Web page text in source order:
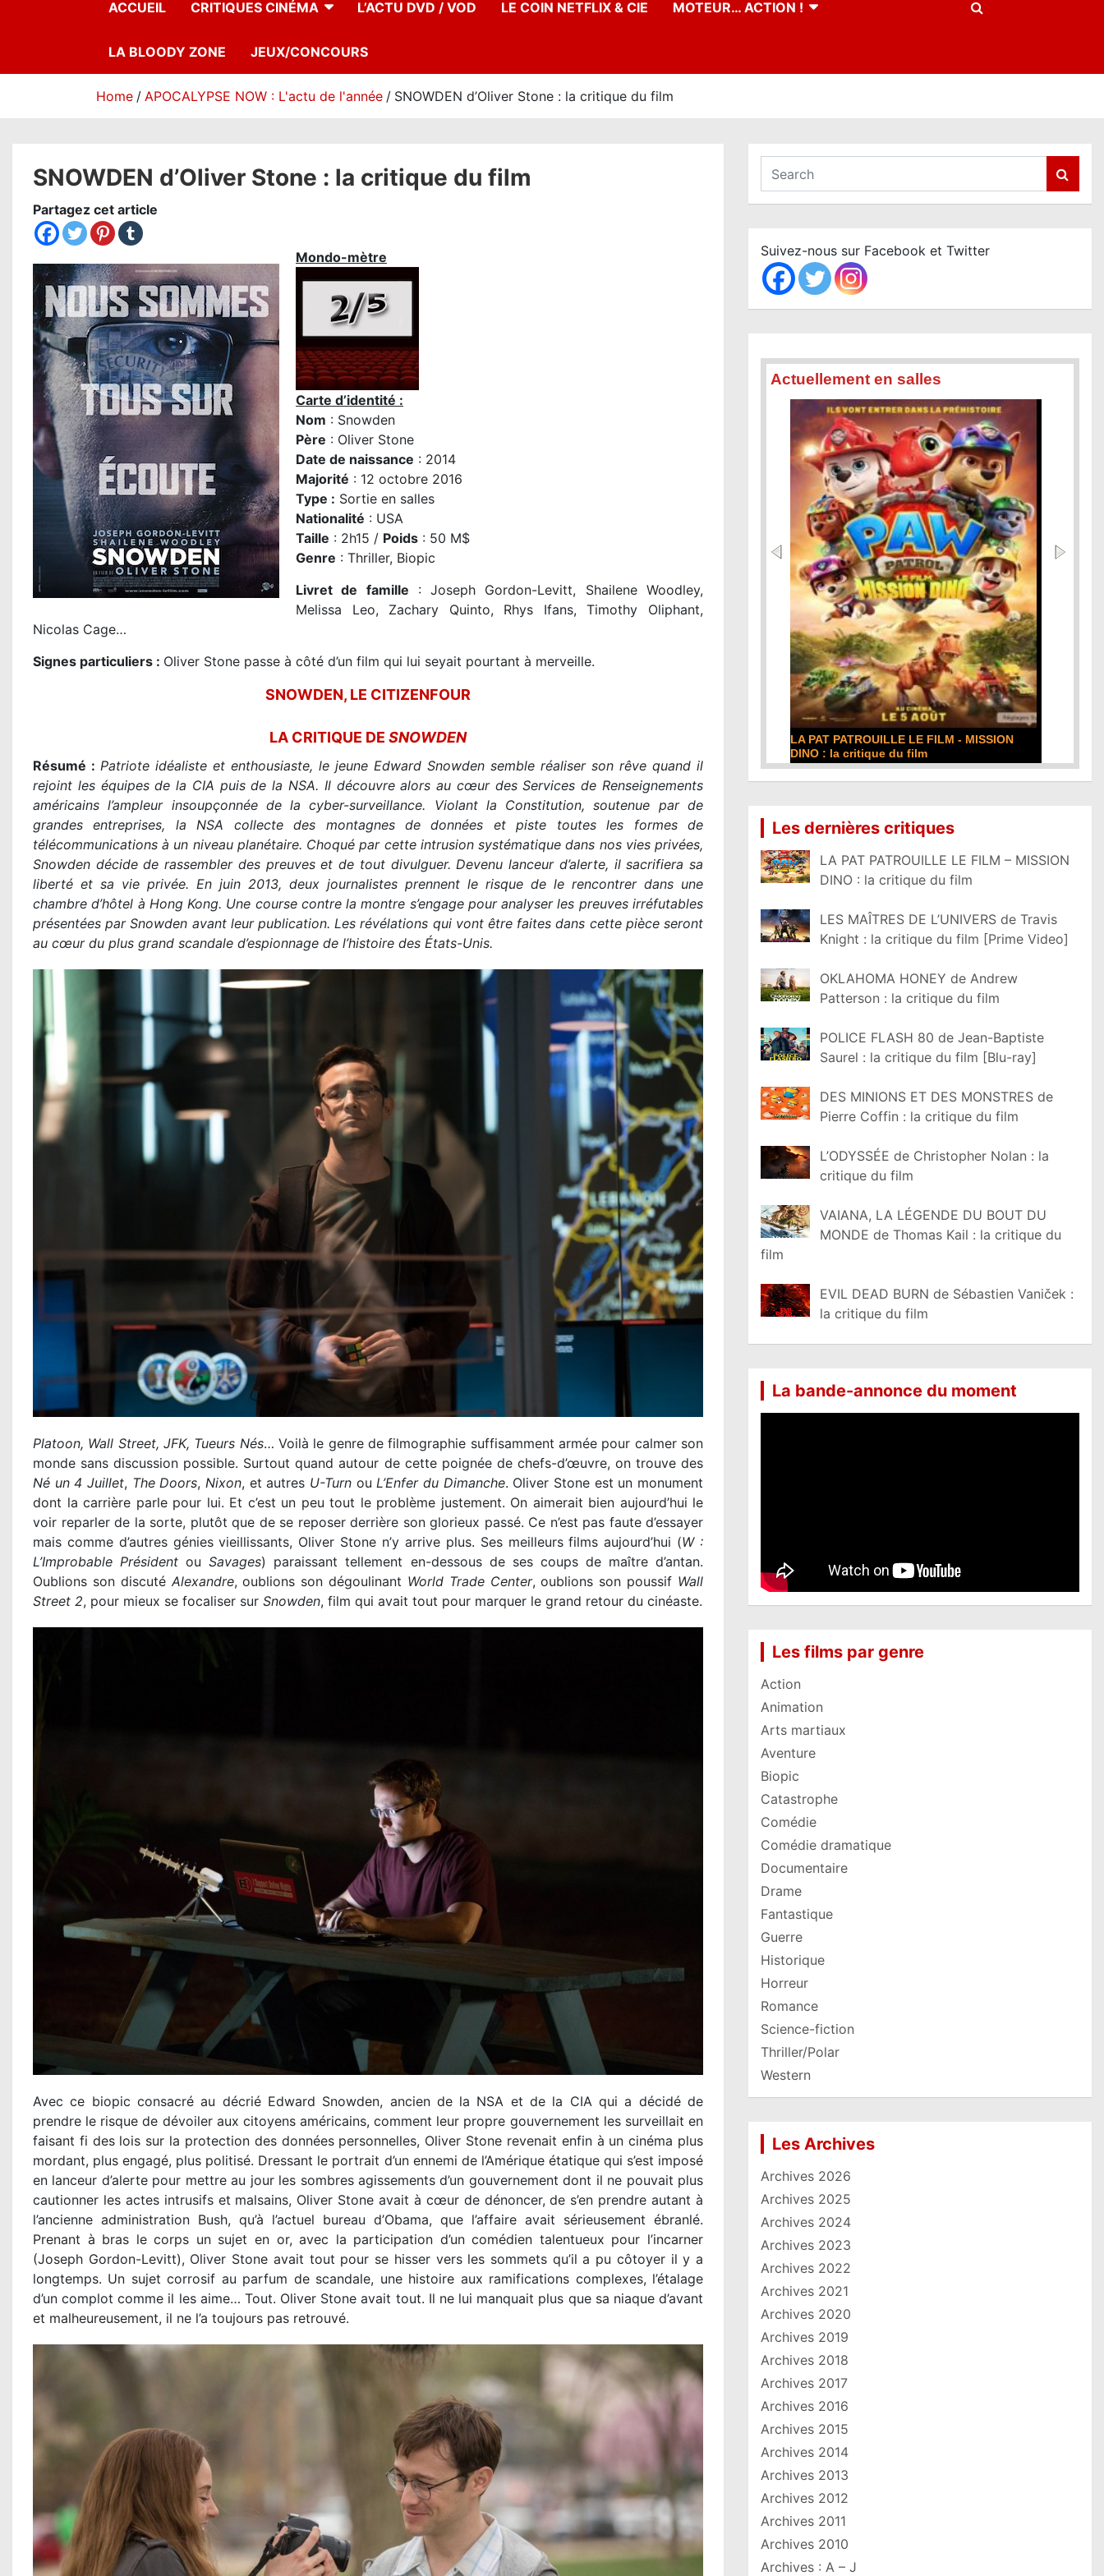
ACCUEIL CRITIQUES CINÉMA L’ACTU DVD / VOD LE COIN NETFLIX & CIE MOTEUR… ACTION !
LA BLOODY ZONE JEUX/CONCOURS
Home APOCALYPSE NOW : L'actu de l'année SNOWDEN d’Oliver Stone : la critique du film
SNOWDEN d’Oliver Stone : la critique du film
Partagez cet article
Mondo-mètre
Carte d’identité :
Nom : Snowden
Père : Oliver Stone
Date de naissance : 2014
Majorité : 12 octobre 2016
Type : Sortie en salles
Nationalité : USA
Taille : 2h15 / Poids : 50 M$
Genre : Thriller, Biopic
Livret de famille : Joseph Gordon-Levitt, Shailene Woodley,
Melissa Leo, Zachary Quinto, Rhys Ifans, Timothy Oliphant,
Nicolas Cage…
Signes particuliers : Oliver Stone passe à côté d’un film qui lui seyait pourtant à merveille.
SNOWDEN, LE CITIZENFOUR
LA CRITIQUE DE SNOWDEN
Résumé : Patriote idéaliste et enthousiaste, le jeune Edward Snowden semble réaliser son rêve quand il
rejoint les équipes de la CIA puis de la NSA. Il découvre alors au cœur des Services de Renseignements
américains l’ampleur insoupçonnée de la cyber-surveillance. Violant la Constitution, soutenue par de
grandes entreprises, la NSA collecte des montagnes de données et piste toutes les formes de
télécommunications à un niveau planétaire. Choqué par cette intrusion systématique dans nos vies privées,
Snowden décide de rassembler des preuves et de tout divulguer. Devenu lanceur d’alerte, il sacrifiera sa
liberté et sa vie privée. En juin 2013, deux journalistes prennent le risque de le rencontrer dans une
chambre d’hôtel à Hong Kong. Une course contre la montre s’engage pour analyser les preuves irréfutables
présentées par Snowden avant leur publication. Les révélations qui vont être faites dans cette pièce seront
au cœur du plus grand scandale d’espionnage de l’histoire des États-Unis.
Platoon, Wall Street, JFK, Tueurs Nés… Voilà le genre de filmographie suffisamment armée pour calmer son
monde sans discussion possible. Surtout quand autour de cette poignée de chefs-d’œuvre, on trouve des
Né un 4 Juillet, The Doors,Nixon, et autres U-Turn ouL’Enfer du Dimanche. Oliver Stone est un monument
dont la carrière parle pour lui. Et c’est un peu tout le problème justement. On aimerait bien aujourd’hui le
voir reparler de la sorte, plutôt que de se reposer derrière son glorieux passé. Ce n’est pas faute d’essayer
mais comme d’autres génies vieillissants, Oliver Stone n’y arrive plus. Ses meilleurs films aujourd’hui (W :
L’Improbable Président ouSavages) paraissant tellement en-dessous de ses coups de maître d’antan.
Oublions son discuté Alexandre, oublions son dégoulinant World Trade Center, oublions son poussif Wall
Street 2, pour mieux se focaliser sur Snowden, film qui avait tout pour marquer le grand retour du cinéaste.
Avec ce biopic consacré au décrié Edward Snowden, ancien de la NSA et de la CIA qui a décidé de
prendre le risque de dévoiler aux citoyens américains, comment leur propre gouvernement les surveillait en
faisant fi des lois sur la protection des données personnelles, Oliver Stone revenait enfin à un cinéma plus
mordant, plus engagé, plus politisé. Dressant le portrait d’un ennemi de l’Amérique étatique qui s’est imposé
en lanceur d’alerte pour mettre au jour les sombres agissements d’un gouvernement dont il ne pouvait plus
cautionner les actes intrusifs et malsains, Oliver Stone avait à cœur de dénoncer, de s’en prendre autant à
l’ancienne administration Bush, qu’à l’actuel bureau d’Obama, que l’affaire avait sérieusement ébranlé.
Prenant à bras le corps un sujet en or, avec la participation d’un comédien talentueux pour l’incarner
(Joseph Gordon-Levitt), Oliver Stone avait tout pour se hisser vers les sommets qu’il a pu côtoyer il y a
longtemps. Un sujet corrosif au parfum de scandale, une histoire aux ramifications complexes, l’étalage
d’un complot comme il les aime… Tout. Oliver Stone avait tout. Il ne lui manquait plus que sa niaque d’avant
et malheureusement, il ne l’a toujours pas retrouvé.
a
c
h
Suivez-nous sur Facebook et Twitter
Actuellement en salles
DE LA COMÉDIE-FRANÇAISE : la critique du
film
Les dernières critiques
LA PAT PATROUILLE LE FILM – MISSION
DINO : la critique du film
LES MAÎTRES DE L’UNIVERS de Travis
Knight : la critique du film [Prime Video]
OKLAHOMA HONEY de Andrew
Patterson : la critique du film
POLICE FLASH 80 de Jean-Baptiste
Saurel : la critique du film [Blu-ray]
DES MINIONS ET DES MONSTRES de
Pierre Coffin : la critique du film
L’ODYSSÉE de Christopher Nolan : la
critique du film
VAIANA, LA LÉGENDE DU BOUT DU
MONDE de Thomas Kail : la critique du
film
EVIL DEAD BURN de Sébastien Vaniček :
la critique du film
La bande-annonce du moment
Les films par genre
Action
Animation
Arts martiaux
Aventure
Biopic
Catastrophe
Comédie
Comédie dramatique
Documentaire
Drame
Fantastique
Guerre
Historique
Horreur
Romance
Science-fiction
Thriller/Polar
Western
Les Archives
Archives 2026
Archives 2025
Archives 2024
Archives 2023
Archives 2022
Archives 2021
Archives 2020
Archives 2019
Archives 2018
Archives 2017
Archives 2016
Archives 2015
Archives 2014
Archives 2013
Archives 2012
Archives 2011
Archives 2010
Archives : A – J